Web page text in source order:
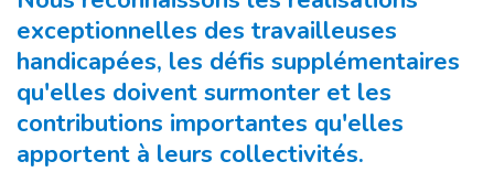
exceptionnelles des travailleuses
handicapées, les défis supplémentaires
qu'elles doivent surmonter et les
contributions importantes qu'elles
apportent à leurs collectivités.